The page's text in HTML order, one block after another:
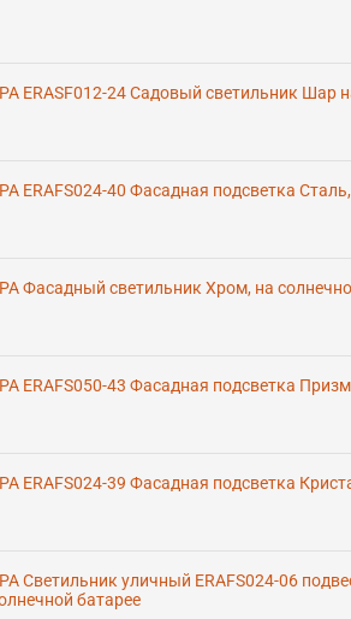
ERASF012-24 Садовый светильник Шар
ERAFS024-40 Фасадная подсветка
Фасадный светильник Хром, на
ERAFS050-43 Фасадная подсветка
ERAFS024-39 Фасадная подсветка
Светильник уличный ERAFS024-06
батарее